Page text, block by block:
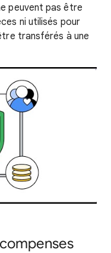
peuvent pas être
ni utilisés pour
transférés à une